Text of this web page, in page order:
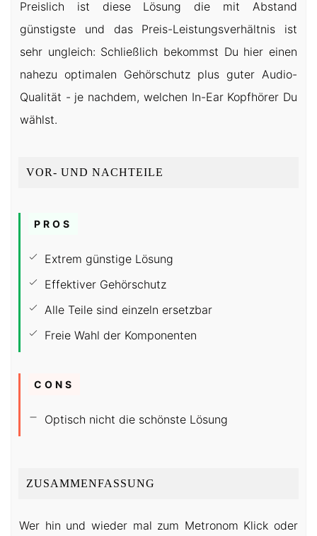
Preislich ist diese Lösung die mit Abstand
günstigste und das Preis-Leistungsverhältnis ist
sehr ungleich: Schließlich bekommst Du hier einen
nahezu optimalen Gehörschutz plus guter Audio-
Qualität - je nachdem, welchen In-Ear Kopfhörer Du
wählst.
VOR- UND NACHTEILE
PROS
Extrem günstige Lösung
Effektiver Gehörschutz
Alle Teile sind einzeln ersetzbar
Freie Wahl der Komponenten
CONS
Optisch nicht die schönste Lösung
ZUSAMMENFASSUNG
Wer hin und wieder mal zum Metronom Klick oder